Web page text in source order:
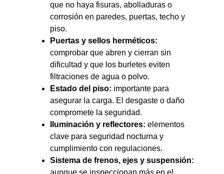
que no haya fisuras, abolladuras o
corrosión en paredes, puertas, techo y
piso.
Puertas y sellos herméticos:
comprobar que abren y cierran sin
dificultad y que los burletes eviten
filtraciones de agua o polvo.
Estado del piso: importante para
asegurar la carga. El desgaste o daño
compromete la seguridad.
Iluminación y reflectores: elementos
clave para seguridad nocturna y
cumplimiento con regulaciones.
Sistema de frenos, ejes y suspensión: